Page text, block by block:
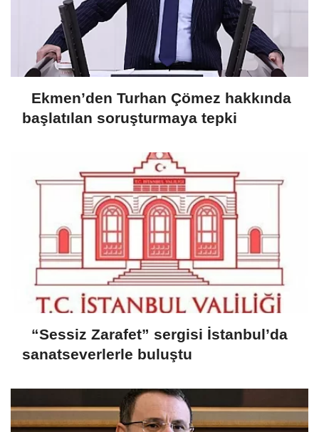
Ekmen’den Turhan Çömez hakkında
başlatılan soruşturmaya tepki
“Sessiz Zarafet” sergisi İstanbul’da
sanatseverlerle buluştu